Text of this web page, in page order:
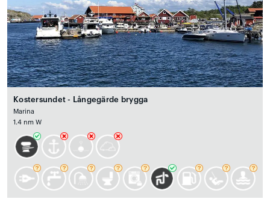
Kostersundet - Långegärde brygga
Marina
1.4 nm W